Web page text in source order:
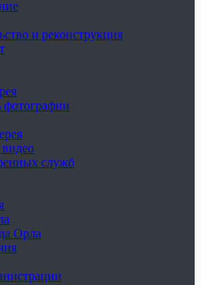
и реконструкция
фотографии
служб
Орла